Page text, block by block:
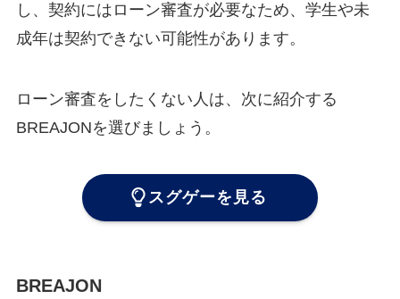
し、契約にはローン審査が必要なため、学生や未
成年は契約できない可能性があります。
ローン審査をしたくない人は、次に紹介する
BREAJONを選びましょう。
スグゲーを見る
BREAJON